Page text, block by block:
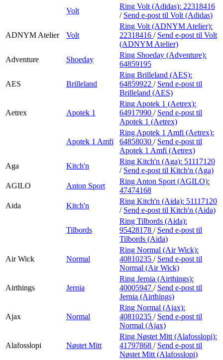
Volt
Ring Volt (Adidas): 22318416
/ Send e-post til Volt (Adidas)
ADNYM Atelier Volt
Ring Volt (ADNYM Atelier):
22318416 / Send e-post til Volt
(ADNYM Atelier)
Adventure
Shoeday
Ring Shoeday (Adventure):
64859195
AES Brilleland
Ring Brilleland (AES):
64859922 / Send e-post til
Brilleland (AES)
Aetrex Apotek 1
Ring Apotek 1 (Aetrex):
64917990 / Send e-post til
Apotek 1 (Aetrex)
Apotek 1 Amfi
Ring Apotek 1 Amfi (Aetrex):
64858030 / Send e-post til
Apotek 1 Amfi (Aetrex)
Aga
Kitch'n
Ring Kitch'n (Aga): 51117120
/ Send e-post til Kitch'n (Aga)
AGILO
Anton Sport
Ring Anton Sport (AGILO):
47474168
Aida
Kitch'n
Ring Kitch'n (Aida): 51117120
/ Send e-post til Kitch'n (Aida)
Tilbords
Ring Tilbords (Aida):
95428178 / Send e-post til
Tilbords (Aida)
Air Wick Normal
Ring Normal (Air Wick):
40810235 / Send e-post til
Normal (Air Wick)
Airthings Jernia
Ring Jernia (Airthings):
40005947 / Send e-post til
Jernia (Airthings)
Ajax Normal
Ring Normal (Ajax):
40810235 / Send e-post til
Normal (Ajax)
Alafosslopi Nøstet Mitt
Ring Nøstet Mitt (Alafosslopi):
41797868 / Send e-post til
Nøstet Mitt (Alafosslopi)